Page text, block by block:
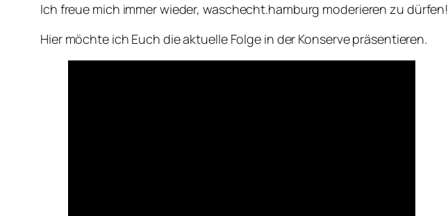
Ich freue mich immer wieder, waschecht.hamburg moderieren zu dürfen!
Hier möchte ich Euch die aktuelle Folge in der Konserve präsentieren.